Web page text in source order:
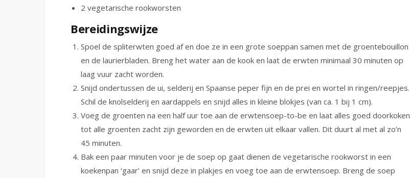
2 vegetarische rookworsten
Bereidingswijze
Spoel de spliterwten goed af en doe ze in een grote soeppan samen met de groentebouillon
en de laurierbladen. Breng het water aan de kook en laat de erwten minimaal 30 minuten op
laag vuur zacht worden.
Snijd ondertussen de ui, selderij en Spaanse peper fijn en de prei en wortel in ringen/reepjes.
Schil de knolselderij en aardappels en snijd alles in kleine blokjes (van ca. 1 bij 1 cm).
Voeg de groenten na een half uur toe aan de erwtensoep-to-be en laat alles goed doorkoken
tot alle groenten zacht zijn geworden en de erwten uit elkaar vallen. Dit duurt al met al zo’n
45 minuten.
Bak een paar minuten voor je de soep op gaat dienen de vegetarische rookworst in een
koekenpan ‘gaar’ en snijd deze in plakjes en voeg toe aan de erwtensoep. Breng de soep